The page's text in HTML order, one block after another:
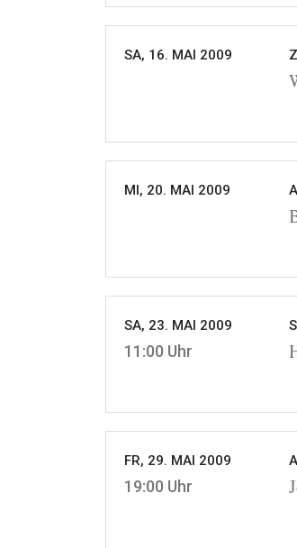
SA, 16. MAI 2009
MI, 20. MAI 2009
SA, 23. MAI 2009
11:00 Uhr
FR, 29. MAI 2009
19:00 Uhr